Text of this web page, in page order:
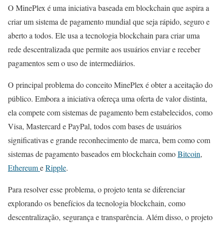
O MinePlex é uma iniciativa baseada em blockchain que aspira a
criar um sistema de pagamento mundial que seja rápido, seguro e
aberto a todos. Ele usa a tecnologia blockchain para criar uma
rede descentralizada que permite aos usuários enviar e receber
pagamentos sem o uso de intermediários.
O principal problema do conceito MinePlex é obter a aceitação do
público. Embora a iniciativa ofereça uma oferta de valor distinta,
ela compete com sistemas de pagamento bem estabelecidos, como
Visa, Mastercard e PayPal, todos com bases de usuários
significativas e grande reconhecimento de marca, bem como com
sistemas de pagamento baseados em blockchain comoBitcoin,
EthereumeRipple.
Para resolver esse problema, o projeto tenta se diferenciar
explorando os benefícios da tecnologia blockchain, como
descentralização, segurança e transparência. Além disso, o projeto